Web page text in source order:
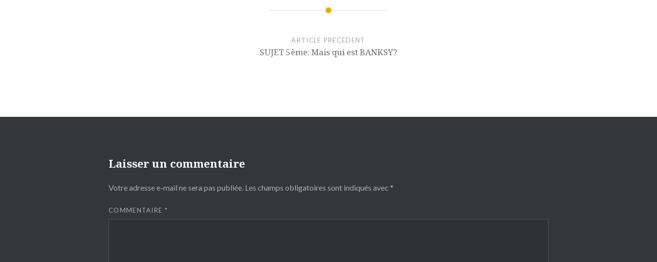
ARTICLE PRÉCÉDENT
SUJET 5ème: Mais qui est BANKSY?
Laisser un commentaire
Votre adresse e-mail ne sera pas publiée. Les champs obligatoires sont indiqués avec *
COMMENTAIRE *